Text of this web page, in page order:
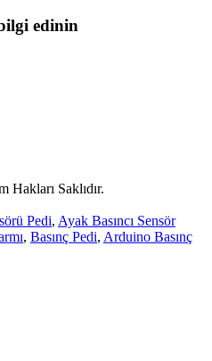
edinin
Saklıdır.
Pedi, Ayak Basıncı Sensör
, Basınç Pedi, Arduino Basınç